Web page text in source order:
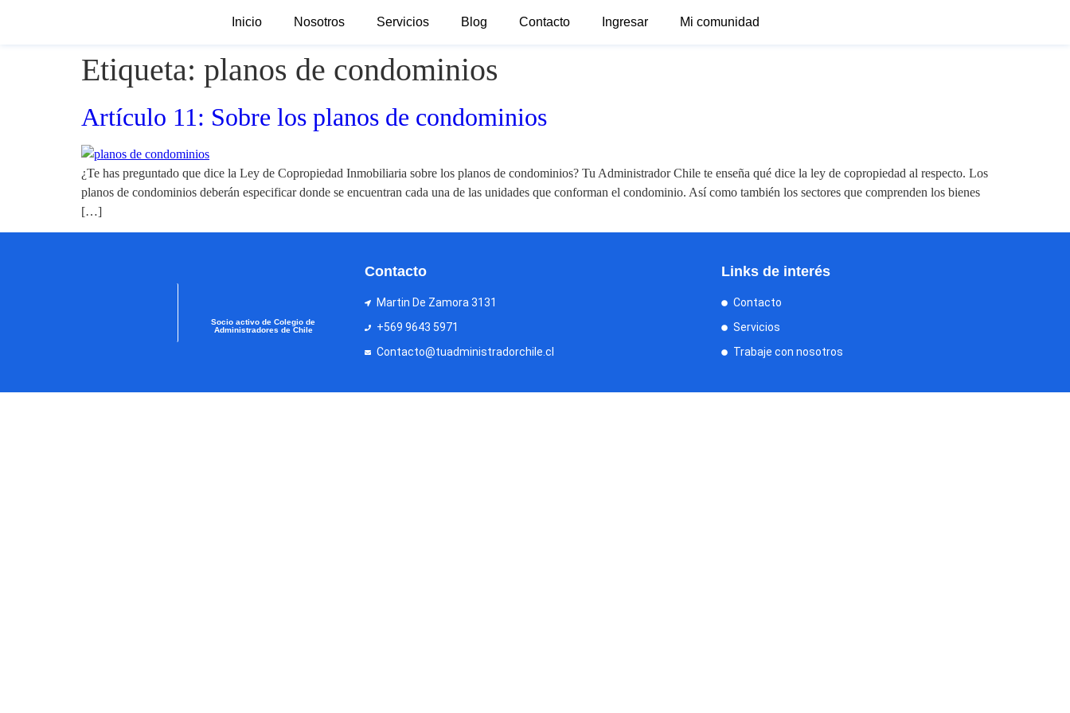
Inicio Nosotros Servicios Blog Contacto Ingresar Mi comunidad
Etiqueta: planos de condominios
Artículo 11: Sobre los planos de condominios
¿Te has preguntado que dice la Ley de Copropiedad Inmobiliaria sobre los planos de condominios? Tu Administrador Chile te enseña qué dice la ley de copropiedad al respecto. Los
planos de condominios deberán especificar donde se encuentran cada una de las unidades que conforman el condominio. Así como también los sectores que comprenden los bienes
[…]
Socio activo de Colegio de
Administradores de Chile
Contacto
Martin De Zamora 3131
+569 9643 5971
Contacto@tuadministradorchile.cl
Links de interés
Contacto
Servicios
Trabaje con nosotros